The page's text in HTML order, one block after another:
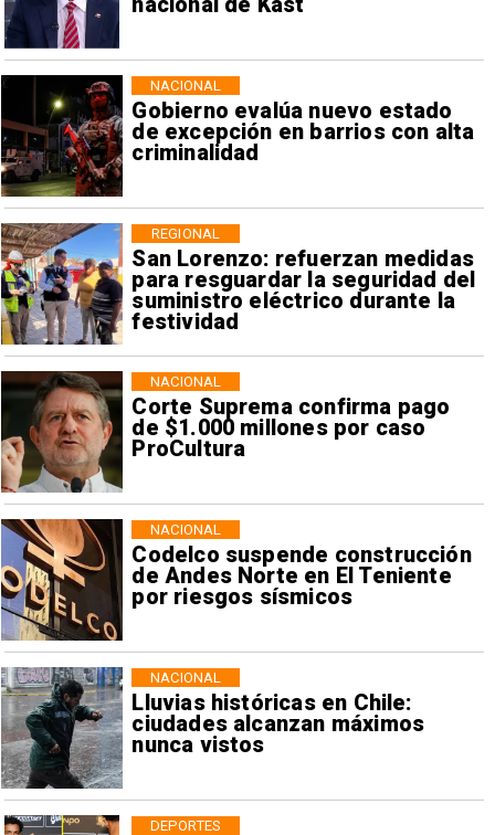
Gobierno evalúa nuevo estado
de excepción en barrios con alta
criminalidad
NACIONAL
San Lorenzo: refuerzan medidas
para resguardar la seguridad del
suministro eléctrico durante la
festividad
REGIONAL
Corte Suprema confirma pago
de $1.000 millones por caso
ProCultura
NACIONAL
Codelco suspende construcción
de Andes Norte en El Teniente
por riesgos sísmicos
NACIONAL
Lluvias históricas en Chile:
ciudades alcanzan máximos
nunca vistos
NACIONAL
DEPORTES